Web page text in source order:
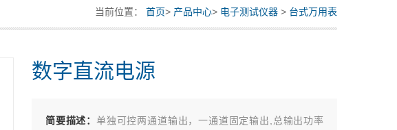
当前位置： 首页> 产品中心> 电子测试仪器 > 台式万用表
数字直流电源
简要描述： 单独可控两通道输出，一通道固定输出,总输出功率